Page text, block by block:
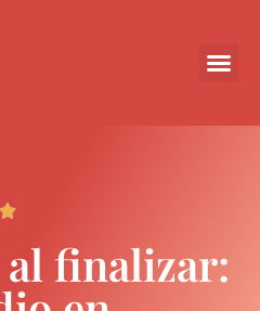

finalizar: